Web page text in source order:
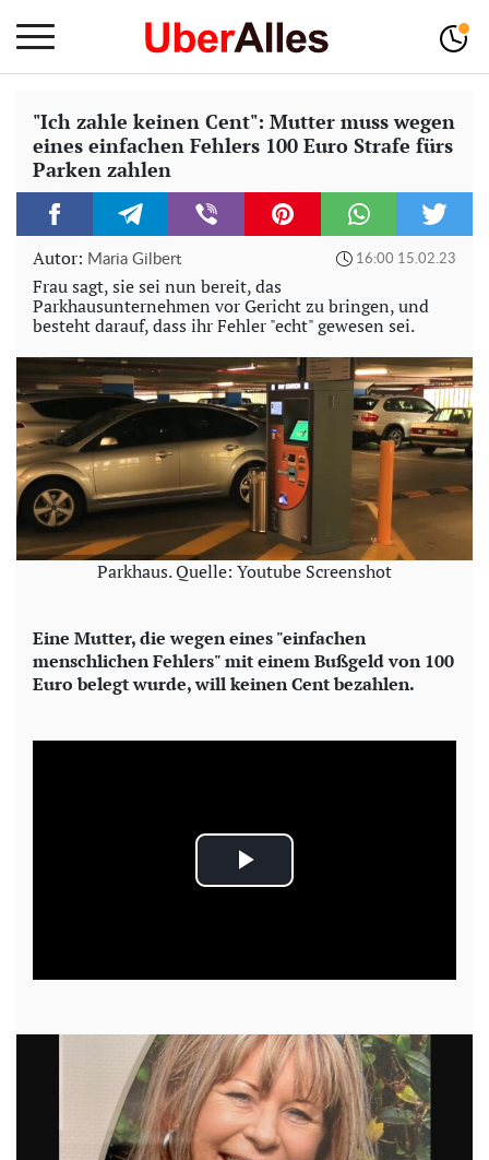
"Ich zahle keinen Cent": Mutter muss wegen
eines einfachen Fehlers 100 Euro Strafe fürs
Parken zahlen
Autor: Maria Gilbert 16:00 15.02.23
Frau sagt, sie sei nun bereit, das
Parkhausunternehmen vor Gericht zu bringen, und
besteht darauf, dass ihr Fehler "echt" gewesen sei.
Parkhaus. Quelle: Youtube Screenshot
Eine Mutter, die wegen eines "einfachen
menschlichen Fehlers" mit einem Bußgeld von 100
Euro belegt wurde, will keinen Cent bezahlen.
P
a
y
V
i